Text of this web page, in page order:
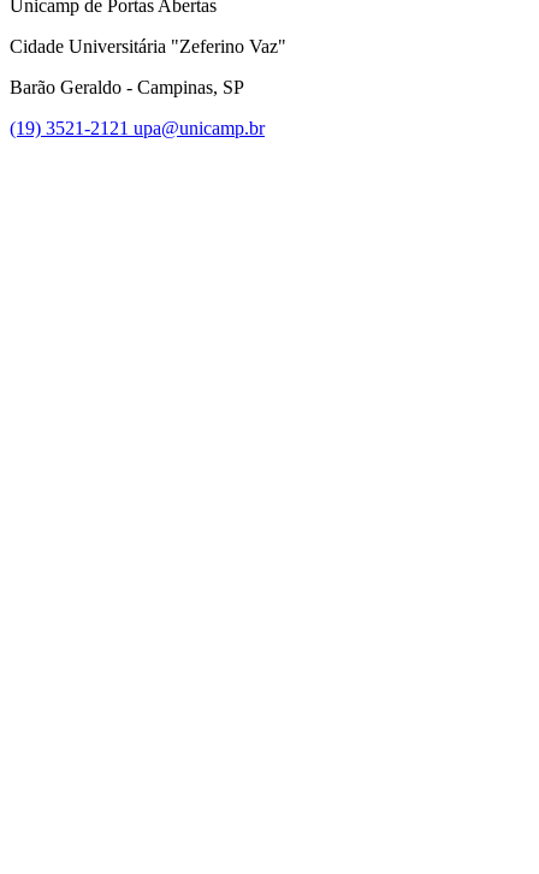
Unicamp de Portas Abertas
Cidade Universitária "Zeferino Vaz"
Barão Geraldo - Campinas, SP
(19) 3521-2121 upa@unicamp.br